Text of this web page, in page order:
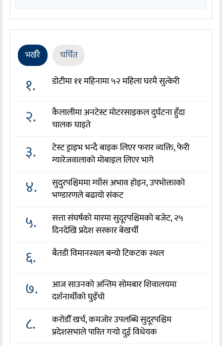
भर्खरै चर्चित
१. डोटीमा ११ महिनामा ५२ महिला घरमै सुत्केरी
२.
कैलालीमा अनटेस्ट मोटरसाइकल दुर्घटना हुँदा
चालक घाइते
३.
टेस्ट ड्राइभ भन्दै बाइक लिएर फरार व्यक्ति, फेरी
ग्यारेजवालाको मोबाइल लिएर भागे
४.
सुदुरपश्चिममा ग्याँस अभाव होइन, उपभोक्ताको
भण्डारणले बढायो संकट
५.
सत्ता संघर्षको मारमा सुदूरपश्चिमको बजेट, २५
दिनदेखि प्रदेश सरकार बेखर्ची
६. बैतडी विमानस्थल बन्यो टिकटक स्थल
७.
आज साउनको अन्तिम सोमबार शिवालयमा
दर्शनार्थीको घुइँचो
८.
करोडौँ खर्च, कमजोर उपलब्धि सुदूरपश्चिम
प्रदेशसभाले पारित गर्‍यो दुई विधेयक